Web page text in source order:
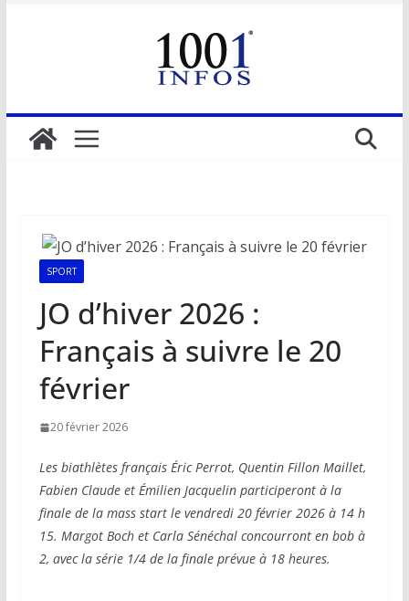
SPORT
JO d’hiver 2026 :
Français à suivre le 20
février
20 février 2026
Les biathlètes français Éric Perrot, Quentin Fillon Maillet,
Fabien Claude et Émilien Jacquelin participeront à la
finale de la mass start le vendredi 20 février 2026 à 14 h
15. Margot Boch et Carla Sénéchal concourront en bob à
2, avec la série 1/4 de la finale prévue à 18 heures.